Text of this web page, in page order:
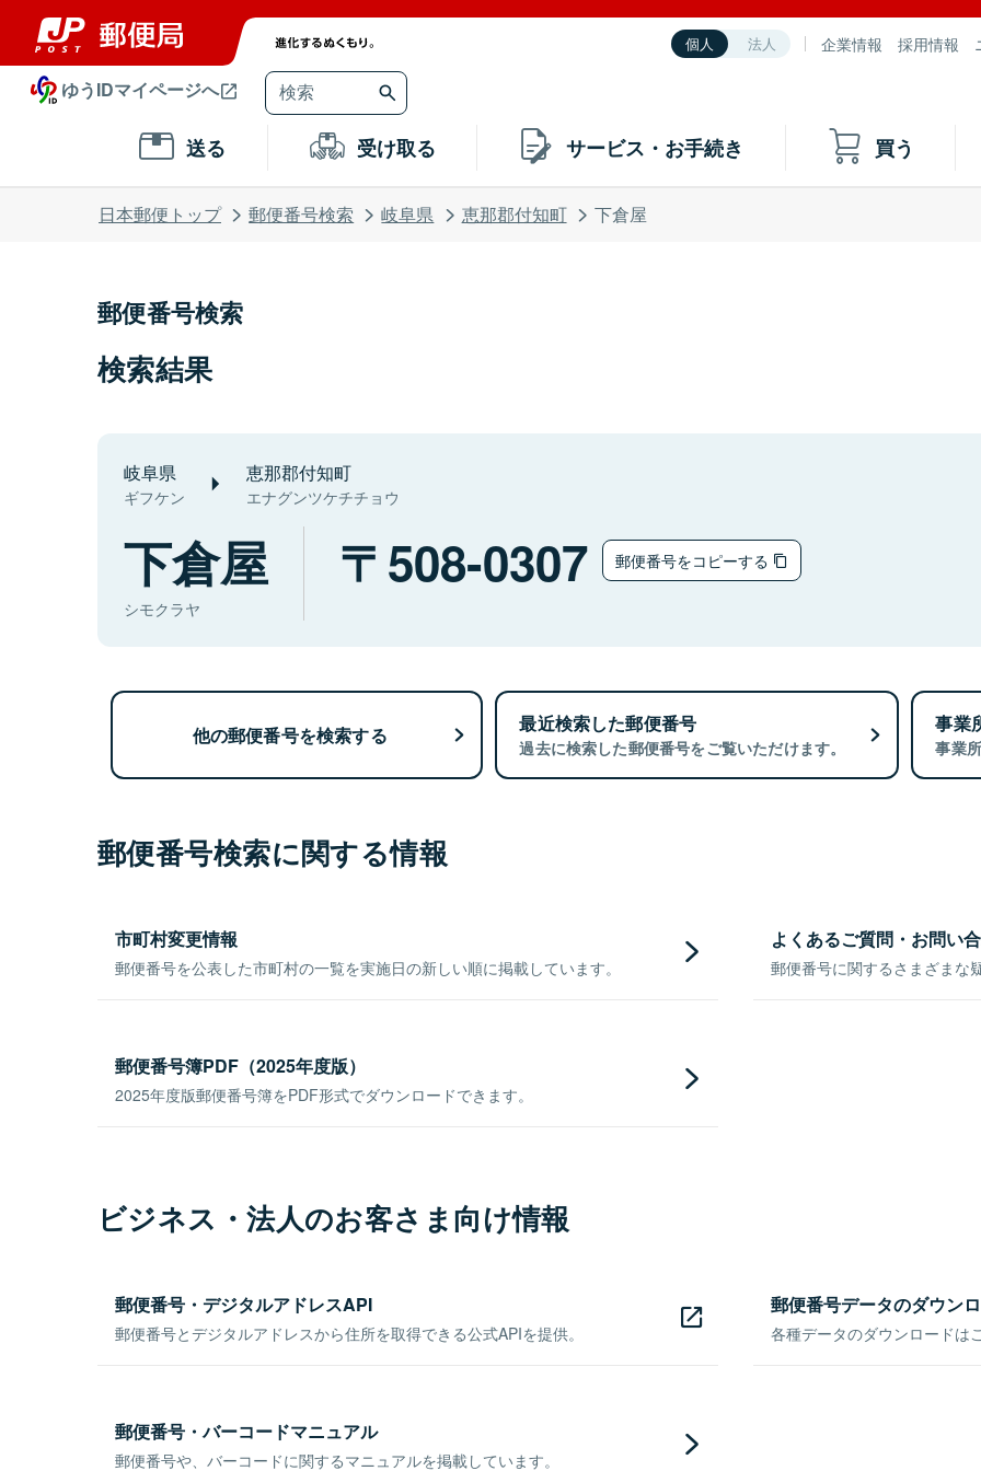
個人 法人 企業情報 採用情報
ゆうIDマイページへ
送る 受け取る サービス・お手続き 買う
日本郵便トップ 郵便番号検索 岐阜県 恵那郡付知町 下倉屋
郵便番号検索
検索結果
岐阜県
ギフケン
恵那郡付知町
エナグンツケチチョウ
下倉屋
シモクラヤ
508-0307 郵便番号をコピーする
他の郵便番号を検索する 最近検索した郵便番号
過去に検索した郵便番号をご覧いただけます。
事業
事業
郵便番号検索に関する情報
市町村変更情報
郵便番号を公表した市町村の一覧を実施日の新しい順に掲載しています。
よくあるご質問・お問い
郵便番号に関するさまざまな
郵便番号簿PDF（2025年度版）
2025年度版郵便番号簿をPDF形式でダウンロードできます。
ビジネス・法人のお客さま向け情報
郵便番号・デジタルアドレスAPI
郵便番号とデジタルアドレスから住所を取得できる公式APIを提供。
郵便番号データのダウン
各種データのダウンロードは
郵便番号・バーコードマニュアル
郵便番号や、バーコードに関するマニュアルを掲載しています。